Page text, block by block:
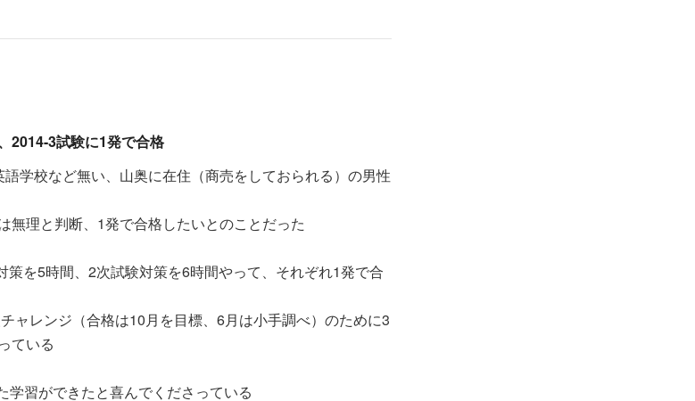
っている。１人はぎりぎりにコンタクトがあり、8回、5時
ている若い女性受講者から、準１級合格連絡があった。
月は１級に挑戦だ
通知があった。東京の女医。2009年からリスニングや作文
が最後の岩盤が崩せなかった。これから医療関係や通訳
ておられる
くらいの力を有する5人に対してまとまった回数をサポー
、力がある人（論旨がしっかりしている、英語を話しな
2014-3試験に1発で合格
学校など無い、山奥に在住（商売をしておられる）の男性
無理と判断、1発で合格したいとのことだった
を5時間、2次試験対策を6時間やって、それぞれ1発で合
ャレンジ（合格は10月を目標、6月は小手調べ）のために3
ている
学習ができたと喜んでくださっている